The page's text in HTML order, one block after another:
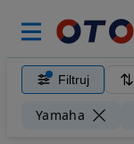
Filtruj
Yamaha